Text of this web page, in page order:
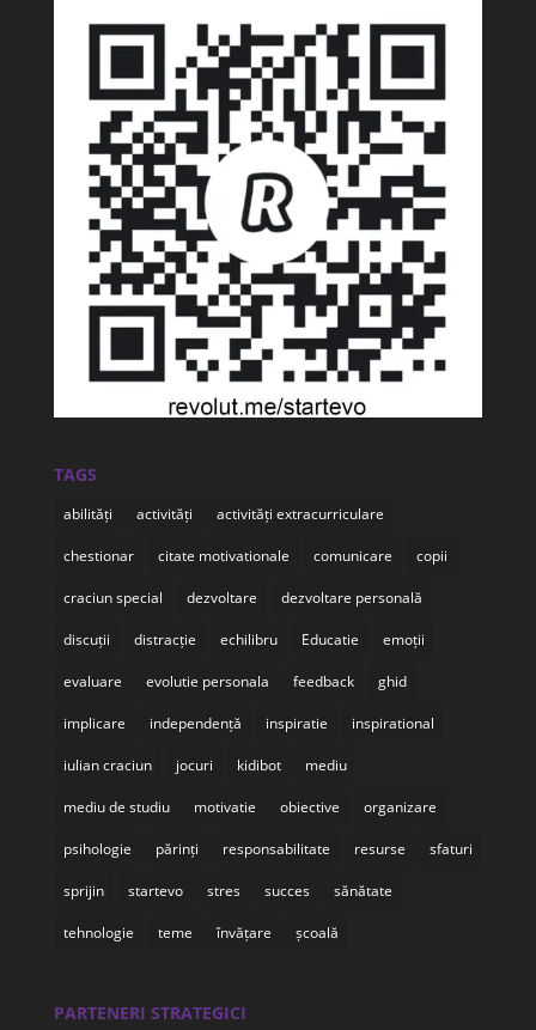
TAGS
abilități activități activități extracurriculare
chestionar citate motivationale comunicare copii
craciun special dezvoltare dezvoltare personală
discuții distracție echilibru Educatie emoții
evaluare evolutie personala feedback ghid
implicare independență inspiratie inspirational
iulian craciun jocuri kidibot mediu
mediu de studiu motivatie obiective organizare
psihologie părinți responsabilitate resurse sfaturi
sprijin startevo stres succes sănătate
tehnologie teme învățare școală
PARTENERI STRATEGICI